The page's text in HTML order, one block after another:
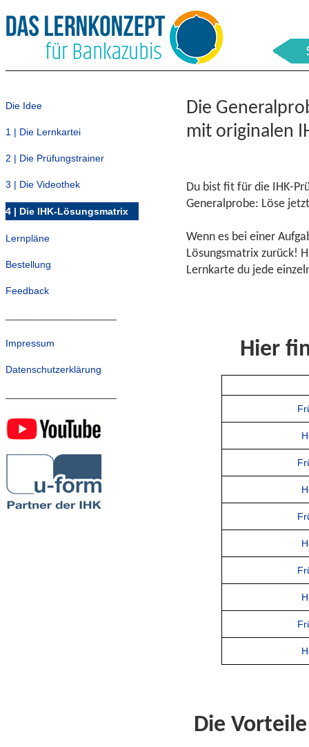
Die Idee
1 | Die Lernkartei
2 | Die Prüfungstrainer
3 | Die Videothek
4 | Die IHK-Lösungsmatrix
Lernpläne
Bestellung
Feedback
Impressum
Datenschutzerklärung
Die
mit originalen
Du bist fit für die IHK-
Generalprobe: Löse
Wenn es bei einer
Lösungsmatrix zurück!
Lernkarte du jede
Hier
Die